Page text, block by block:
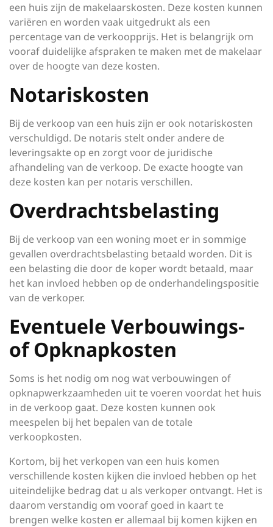
een huis zijn de makelaarskosten. Deze kosten kunnen
variëren en worden vaak uitgedrukt als een
percentage van de verkoopprijs. Het is belangrijk om
vooraf duidelijke afspraken te maken met de makelaar
over de hoogte van deze kosten.
Notariskosten
Bij de verkoop van een huis zijn er ook notariskosten
verschuldigd. De notaris stelt onder andere de
leveringsakte op en zorgt voor de juridische
afhandeling van de verkoop. De exacte hoogte van
deze kosten kan per notaris verschillen.
Overdrachtsbelasting
Bij de verkoop van een woning moet er in sommige
gevallen overdrachtsbelasting betaald worden. Dit is
een belasting die door de koper wordt betaald, maar
het kan invloed hebben op de onderhandelingspositie
van de verkoper.
Eventuele Verbouwings-
of Opknapkosten
Soms is het nodig om nog wat verbouwingen of
opknapwerkzaamheden uit te voeren voordat het huis
in de verkoop gaat. Deze kosten kunnen ook
meespelen bij het bepalen van de totale
verkoopkosten.
Kortom, bij het verkopen van een huis komen
verschillende kosten kijken die invloed hebben op het
uiteindelijke bedrag dat u als verkoper ontvangt. Het is
daarom verstandig om vooraf goed in kaart te
brengen welke kosten er allemaal bij komen kijken en